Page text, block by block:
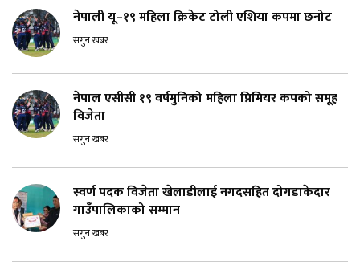
नेपाली यू–१९ महिला क्रिकेट टोली एशिया कपमा छनोट
सगुन खबर
नेपाल एसीसी १९ वर्षमुनिको महिला प्रिमियर कपको समूह
विजेता
सगुन खबर
स्वर्ण पदक विजेता खेलाडीलाई नगदसहित दोगडाकेदार
गाउँपालिकाको सम्मान
सगुन खबर